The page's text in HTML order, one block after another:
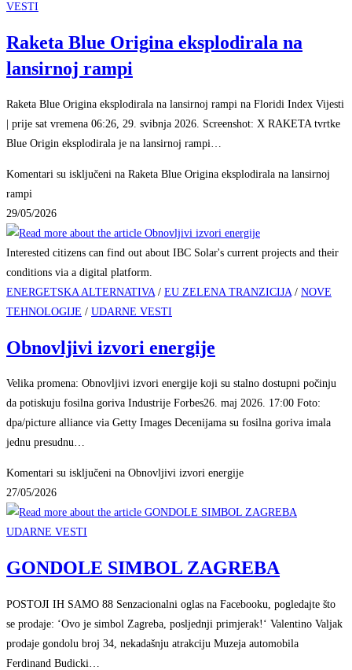
VESTI
Raketa Blue Origina eksplodirala na
lansirnoj rampi
Raketa Blue Origina eksplodirala na lansirnoj rampi na Floridi Index Vijesti
| prije sat vremena 06:26, 29. svibnja 2026. Screenshot: X RAKETA tvrtke
Blue Origin eksplodirala je na lansirnoj rampi…
Komentari su isključeni na Raketa Blue Origina eksplodirala na lansirnoj
rampi
29/05/2026
Interested citizens can find out about IBC Solar's current projects and their
conditions via a digital platform.
ENERGETSKA ALTERNATIVA/ EU ZELENA TRANZICIJA/ NOVE
TEHNOLOGIJE / UDARNE VESTI
Obnovljivi izvori energije
Velika promena: Obnovljivi izvori energije koji su stalno dostupni počinju
da potiskuju fosilna goriva Industrije Forbes26. maj 2026. 17:00 Foto:
dpa/picture alliance via Getty Images Decenijama su fosilna goriva imala
jednu presudnu…
Komentari su isključeni na Obnovljivi izvori energije
27/05/2026
UDARNE VESTI
GONDOLE SIMBOL ZAGREBA
POSTOJI IH SAMO 88 Senzacionalni oglas na Facebooku, pogledajte što
se prodaje: ‘Ovo je simbol Zagreba, posljednji primjerak!‘ Valentino Valjak
prodaje gondolu broj 34, nekadašnju atrakciju Muzeja automobila
Ferdinand Budicki…